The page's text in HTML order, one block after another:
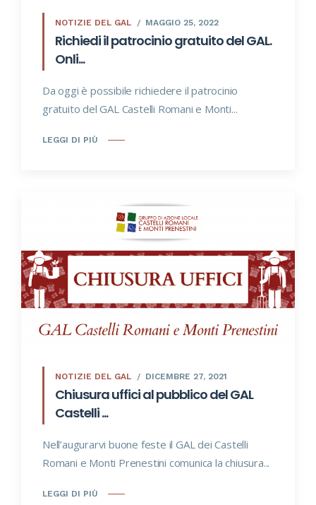
NOTIZIE DEL GAL MAGGIO 25, 2022
Richiedi il patrocinio gratuito del GAL.
Onli...
Da oggi è possibile richiedere il patrocinio
gratuito del GAL Castelli Romani e Monti...
LEGGI DI PIÙ
NOTIZIE DEL GAL DICEMBRE 27, 2021
Chiusura uffici al pubblico del GAL
Castelli ...
Nell’augurarvi buone feste il GAL dei Castelli
Romani e Monti Prenestini comunica la chiusura...
LEGGI DI PIÙ